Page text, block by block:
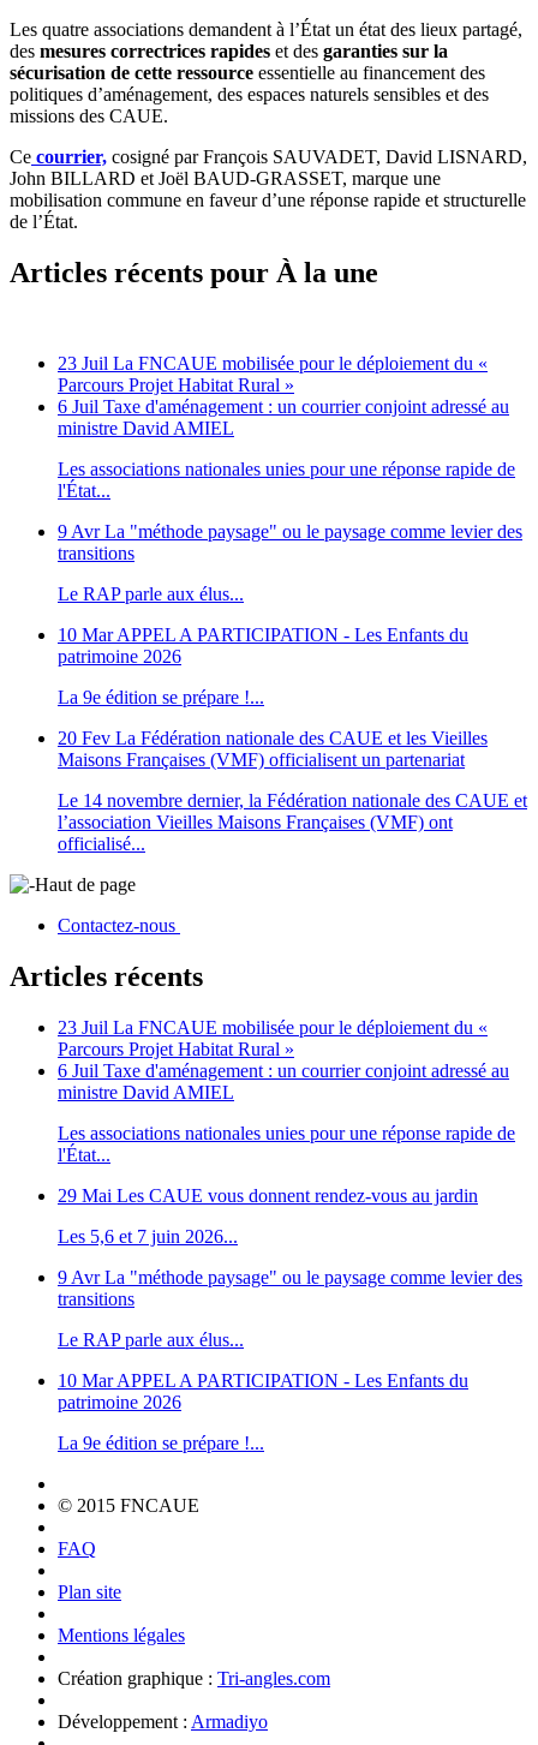
Les quatre associations demandent à l’État un état des lieux partagé,
des mesures correctrices rapides et des garanties sur la
sécurisation de cette ressource essentielle au financement des
politiques d’aménagement, des espaces naturels sensibles et des
missions des CAUE.
Ce courrier, cosigné par François SAUVADET, David LISNARD,
John BILLARD et Joël BAUD-GRASSET, marque une
mobilisation commune en faveur d’une réponse rapide et structurelle
de l’État.
Articles récents pour À la une
23 Juil La FNCAUE mobilisée pour le déploiement du «
Parcours Projet Habitat Rural »
6 Juil Taxe d'aménagement : un courrier conjoint adressé au
ministre David AMIEL
Les associations nationales unies pour une réponse rapide de
l'État...
9 Avr La "méthode paysage" ou le paysage comme levier des
transitions
Le RAP parle aux élus...
10 MarAPPEL A PARTICIPATION - Les Enfants du
patrimoine 2026
La 9e édition se prépare !...
20 Fev La Fédération nationale des CAUE et les Vieilles
Maisons Françaises (VMF) officialisent un partenariat
Le 14 novembre dernier, la Fédération nationale des CAUE et
l’association Vieilles Maisons Françaises (VMF) ont
officialisé...
Haut de page
Contactez-nous
Articles récents
23 Juil La FNCAUE mobilisée pour le déploiement du «
Parcours Projet Habitat Rural »
6 Juil Taxe d'aménagement : un courrier conjoint adressé au
ministre David AMIEL
Les associations nationales unies pour une réponse rapide de
l'État...
29 Mai Les CAUE vous donnent rendez-vous au jardin
Les 5,6 et 7 juin 2026...
9 Avr La "méthode paysage" ou le paysage comme levier des
transitions
Le RAP parle aux élus...
10 Mar APPEL A PARTICIPATION - Les Enfants du
patrimoine 2026
La 9e édition se prépare !...
© 2015 FNCAUE
FAQ
Plan site
Mentions légales
Création graphique : Tri-angles.com
Développement : Armadiyo